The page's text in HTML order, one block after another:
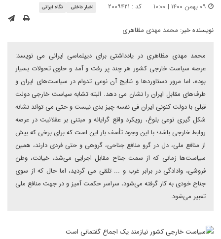
کد : ۲۰۰۹۴۲۱ اخبار داخلی نگاه ایرانی
نویسنده خبر: محمد مهدی مظاهری
محمد مهدی مظاهری در یادداشتی برای دیپلماسی ایرانی می نویسد:
عرصه سیاست خارجی کشور هر چند پر رفت و آمد و حاوی تحولات بسیار
بوده، اما مرور دستاوردها و نتایج آن نوعی تدوام در سیاست‌های ایران و
طرف‌های مقابل ایران را نشان می دهد. البته تشابه سیاست خارجی دولت
قبلی با دولت کنونی ایران فی نفسه چیز بدی نیست و حتی می تواند نشانه
شکل گیری نوعی بلوغ، رویکرد واقع گرایانه و مبتنی بر عقلانیت در عرصه
روابط خارجی باشد؛ با این وجود تأسف بار این است که برای برخی که بیش
از منافع ملی، دل در گرو منافع جناحی، گروهی و حتی فردی دارند، همین
سیاست‌ها زمانی که از سمت جناح مقابل اجرایی می‌شد، خیانت، وطن
فروشی، وادادگی در برابر غرب و ... تلقی می گردید، اما حال که از سوی
جناح خودی به کار گرفته می‌شود، سراسر حکمت آمیز و در جهت منافع ملی
تعبیر می‌شود.